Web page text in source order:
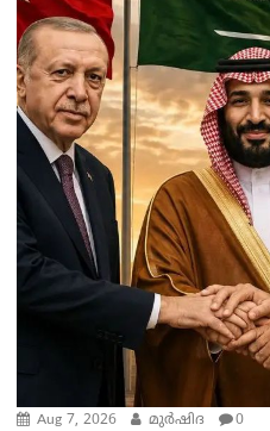
Aug 7, 2026 മുര്‍ഷിദ 0